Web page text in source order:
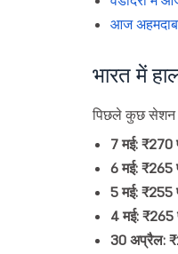
आज
भारत में
पिछले कुछ सेशन
7 मई: ₹270
6 मई: ₹265
5 मई: ₹255
4 मई: ₹265
30 अप्रैल: